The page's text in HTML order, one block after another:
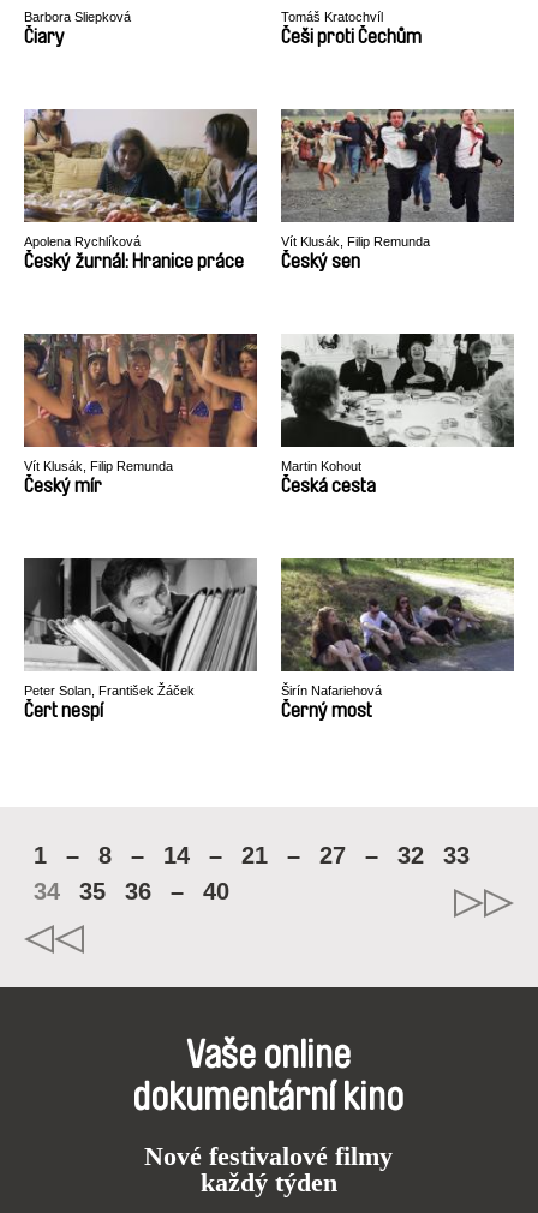
Barbora Sliepková
Čiary
Tomáš Kratochvíl
Češi proti Čechům
Apolena Rychlíková
Český žurnál: Hranice práce
Vít Klusák, Filip Remunda
Český sen
Vít Klusák, Filip Remunda
Český mír
Martin Kohout
Česká cesta
Peter Solan, František Žáček
Čert nespí
Širín Nafariehová
Černý most
1 – 8 – 14 – 21 – 27 – 32
33
34
35 36 – 40
Vaše online
dokumentární kino
Nové festivalové filmy
každý týden